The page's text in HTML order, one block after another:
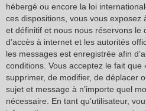
hébergé ou encore la loi
ces dispositions, vous vous exposez
et définitif et nous nous réservons le
d’accès à internet et les autorités
les messages est enregistrée afin
conditions. Vous acceptez le fait que
supprimer, de modifier, de déplacer
sujet et message à n’importe quel
nécessaire. En tant qu’utilisateur,